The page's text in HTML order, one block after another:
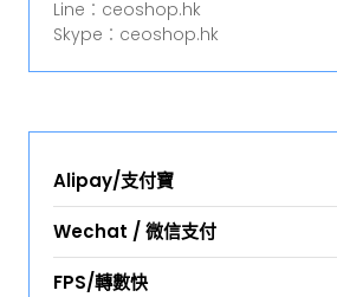
Line︰ceoshop.hk
Skype︰ceoshop.hk
Alipay/支付寶
Wechat / 微信支付
FPS/轉數快